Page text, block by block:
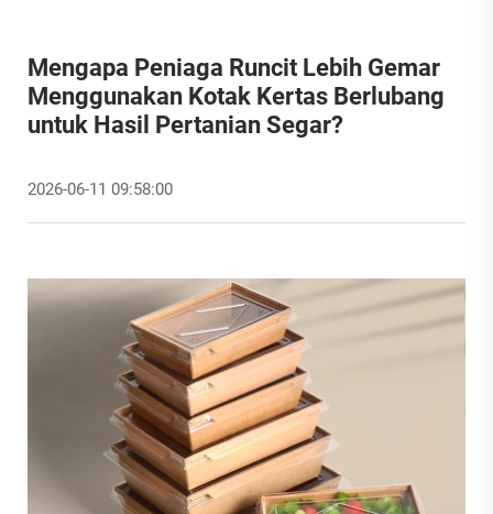
Mengapa Peniaga Runcit Lebih Gemar
Menggunakan Kotak Kertas Berlubang
untuk Hasil Pertanian Segar?
2026-06-11 09:58:00